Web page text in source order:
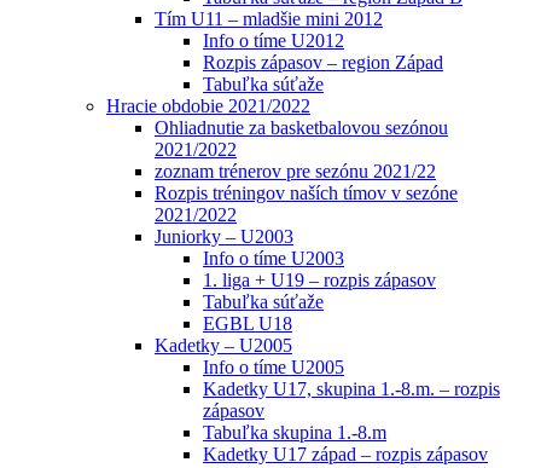
Tím U11 – mladšie mini 2012
Info o tíme U2012
Rozpis zápasov – region Západ
Tabuľka súťaže
Hracie obdobie 2021/2022
Ohliadnutie za basketbalovou sezónou
2021/2022
zoznam trénerov pre sezónu 2021/22
Rozpis tréningov naších tímov v sezóne
2021/2022
Juniorky – U2003
Info o tíme U2003
1. liga + U19 – rozpis zápasov
Tabuľka súťaže
EGBL U18
Kadetky – U2005
Info o tíme U2005
Kadetky U17, skupina 1.-8.m. – rozpis
zápasov
Tabuľka skupina 1.-8.m
Kadetky U17 západ – rozpis zápasov